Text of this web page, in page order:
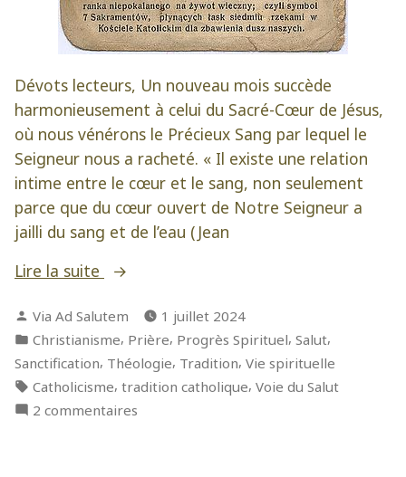
Dévots lecteurs, Un nouveau mois succède
harmonieusement à celui du Sacré-Cœur de Jésus,
où nous vénérons le Précieux Sang par lequel le
Seigneur nous a racheté. « Il existe une relation
intime entre le cœur et le sang, non seulement
parce que du cœur ouvert de Notre Seigneur a
jailli du sang et de l’eau (Jean
Lire la suite
« Vénérer
Très
Précieux
Sang »
Publié
par
Via Ad Salutem
1 juillet 2024
Publié
dans
Christianisme, Prière, Progrès Spirituel, Salut,
Sanctification, Théologie, Tradition, Vie spirituelle
Étiquettes :
Catholicisme, tradition catholique, Voie du Salut
2 commentaires